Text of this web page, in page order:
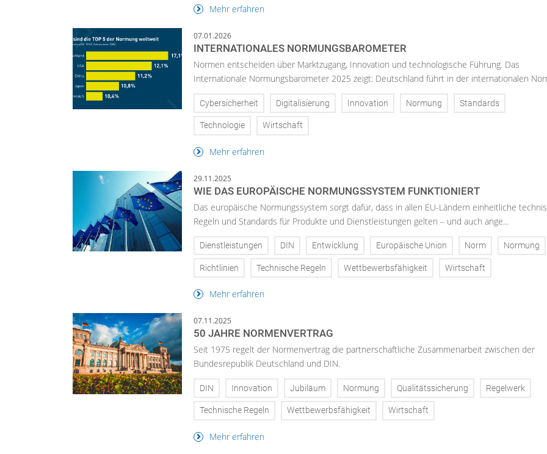
Mehr erfahren
07.01.2026
INTERNATIONALES NORMUNGSBAROMETER
Normen entscheiden über Marktzugang, Innovation und technologische Führung. Das
Internationale Normungsbarometer 2025 zeigt: Deutschland führt in der internationalen
Cybersicherheit Digitalisierung Innovation Normung Standards
Technologie Wirtschaft
Mehr erfahren
29.11.2025
WIE DAS EUROPÄISCHE NORMUNGSSYSTEM FUNKTIONIERT
Das europäische Normungssystem sorgt dafür, dass in allen EU-Ländern einheitliche
Regeln und Standards für Produkte und Dienstleistungen gelten – und auch ange...
Dienstleistungen DIN Entwicklung Europäische Union Norm Normung
Richtlinien Technische Regeln Wettbewerbsfähigkeit Wirtschaft
Mehr erfahren
07.11.2025
50 JAHRE NORMENVERTRAG
Seit 1975 regelt der Normenvertrag die partnerschaftliche Zusammenarbeit zwischen der
Bundesrepublik Deutschland und DIN.
DIN Innovation Jubiläum Normung Qualitätssicherung Regelwerk
Technische Regeln Wettbewerbsfähigkeit Wirtschaft
Mehr erfahren